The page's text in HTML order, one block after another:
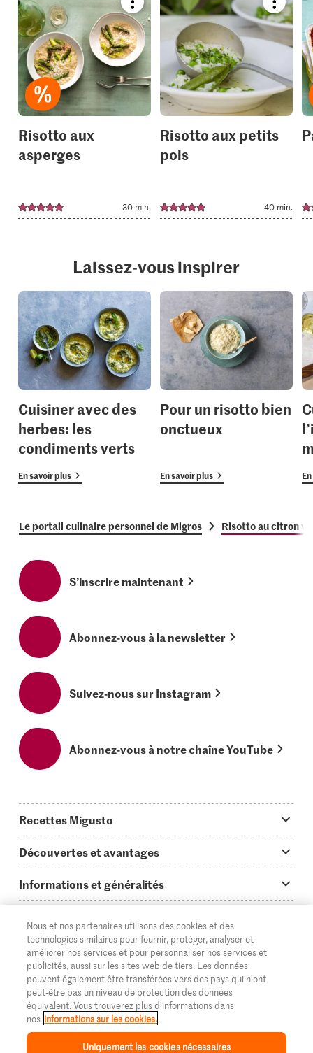
Bookmark
recipe
or
add
it
to
collections.
Risotto aux
asperges
30 min.
recipe
or
Risotto aux petits
pois
40 min.
Laissez-vous inspirer
Cuisiner avec des
herbes: les
condiments verts
En savoir plus
Pour un risotto bien
onctueux
En savoir plus
Le portail culinaire personnel de Migros Risotto au citron
S’inscrire maintenant
Abonnez-vous à la newsletter
Suivez-nous sur Instagram
Abonnez-vous à notre chaîne YouTube
Recettes Migusto
Idées de menus
Plats principaux
Simple & vite prêt
Apéritif
Préparations au four
Enfants & famille
Toutes les recettes
Découvertes et avantages
On en parle...
Tutoriels
Glossaire des ingrédients
Login Migusto
Magazine Migusto
Informations et généralités
Questions concernant Migusto
Cuisiner avec Migusto
Service clientèle & contact
Publicité
Impressum
Supermarché
Migros Online
À propos de Migros
Magasins
© 2026 La Fédération des coopératives Migros
DE FR IT
Nous et nos partenaires utilisons des cookies et des
technologies similaires pour fournir, protéger, analyser et
améliorer nos services et pour personnaliser nos services et
publicités, aussi sur les sites web de tiers. Les données
peuvent également être transférées vers des pays qui n'ont
peut-être pas un niveau de protection des données
équivalent. Vous trouverez plus d'informations dans
nos informations sur les cookies.
Uniquement les cookies nécessaires